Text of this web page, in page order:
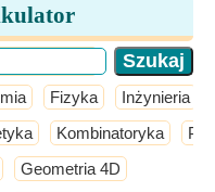
Fizyka Inżynieria
Kombinatoryka
Geometria 4D